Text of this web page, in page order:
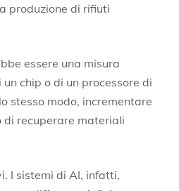
produzione di rifiuti
essere una misura
chip o di un processore di
stesso modo, incrementare
recuperare materiali
I sistemi di AI, infatti,